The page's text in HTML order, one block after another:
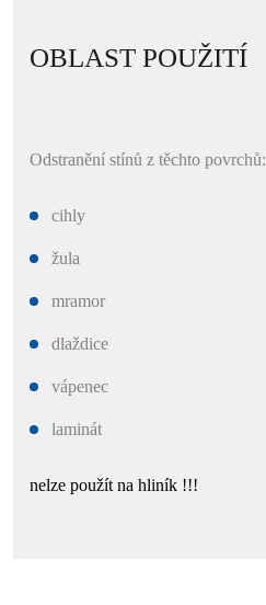
OBLAST POUŽITÍ
Odstranění stínů z těchto povrchů:
cihly
žula
mramor
dlaždice
vápenec
laminát
nelze použít na hliník !!!